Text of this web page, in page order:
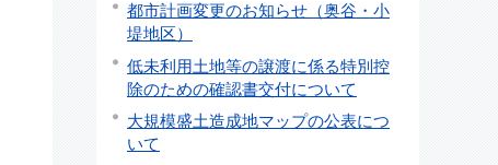
都市計画変更のお知らせ（奥谷・小
堤地区）
低未利用土地等の譲渡に係る特別控
除のための確認書交付について
大規模盛土造成地マップの公表につ
いて